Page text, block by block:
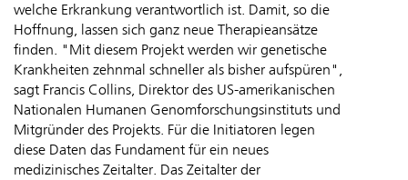
welche Erkrankung verantwortlich ist. Damit, so die
Hoffnung, lassen sich ganz neue Therapieansätze
finden. "Mit diesem Projekt werden wir genetische
Krankheiten zehnmal schneller als bisher aufspüren",
sagt Francis Collins, Direktor des US-amerikanischen
Nationalen Humanen Genomforschungsinstituts und
Mitgründer des Projekts. Für die Initiatoren legen
diese Daten das Fundament für ein neues
medizinisches Zeitalter. Das Zeitalter der